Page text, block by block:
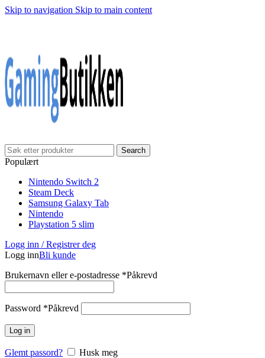
Skip to navigation Skip to main content
Search
Populært
Nintendo Switch 2
Steam Deck
Samsung Galaxy Tab
Nintendo
Playstation 5 slim
Logg inn / Registrer deg
Logg innBli kunde
Brukernavn eller e-postadresse *Påkrevd
Password *Påkrevd
Log in
Glemt passord?
Husk meg